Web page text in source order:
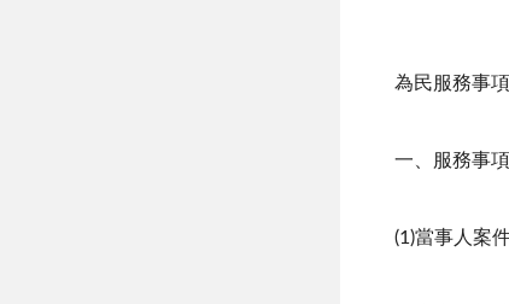
為民服務事項
一、服務事項
(1)當事人案